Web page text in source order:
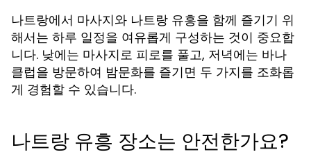
나트랑에서 마사지와 나트랑 유흥을 함께 즐기기 위
해서는 하루 일정을 여유롭게 구성하는 것이 중요합
니다. 낮에는 마사지로 피로를 풀고, 저녁에는 바나
클럽을 방문하여 밤문화를 즐기면 두 가지를 조화롭
게 경험할 수 있습니다.
나트랑 유흥 장소는 안전한가요?